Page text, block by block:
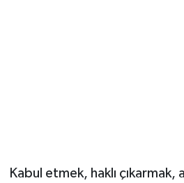
Kabul etmek, haklı çıkarmak,